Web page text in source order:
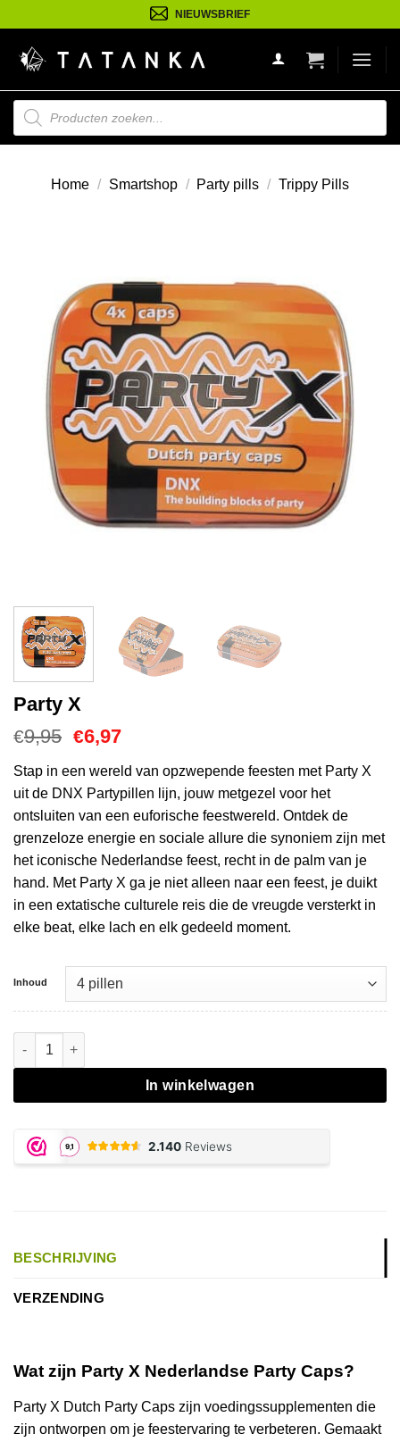
naar
inhoud
NIEUWSBRIEF
Producten
zoeken
Home / Smartshop / Party pills / Trippy Pills
Party X
€9,95 Oorspronkelijke
was:
€9,95.
€6,97Huidige
is:
€6,97.
Stap in een wereld van opzwepende feesten met Party X
uit de DNX Partypillen lijn, jouw metgezel voor het
ontsluiten van een euforische feestwereld. Ontdek de
grenzeloze energie en sociale allure die synoniem zijn met
het iconische Nederlandse feest, recht in de palm van je
hand. Met Party X ga je niet alleen naar een feest, je duikt
in een extatische culturele reis die de vreugde versterkt in
elke beat, elke lach en elk gedeeld moment.
Inhoud
Party X aantal
In winkelwagen
BESCHRIJVING
VERZENDING
Wat zijn Party X Nederlandse Party Caps?
Party X Dutch Party Caps zijn voedingssupplementen die
zijn ontworpen om je feestervaring te verbeteren. Gemaakt